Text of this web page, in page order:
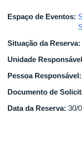
Espaço de Eventos:
Situação da Reserva:
Unidade
Pessoa Responsável:
Documento de
Data da Reserva: 30/